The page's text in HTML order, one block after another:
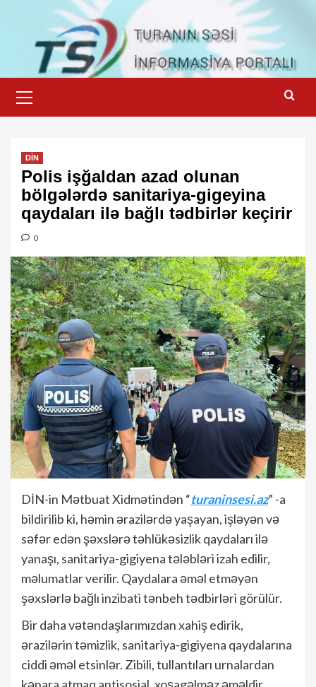
content
Menu
DİN
Polis işğaldan azad olunan
bölgələrdə sanitariya-gigeyina
qaydaları ilə bağlı tədbirlər keçirir
0
DİN-in Mətbuat Xidmətindən “turaninsesi.az” -a
bildirilib ki, həmin ərazilərdə yaşayan, işləyən və
səfər edən şəxslərə təhlükəsizlik qaydaları ilə
yanaşı, sanitariya-gigiyena tələbləri izah edilir,
məlumatlar verilir. Qaydalara əməl etməyən
şəxslərlə bağlı inzibati tənbeh tədbirləri görülür.
Bir daha vətəndaşlarımızdan xahiş edirik,
ərazilərin təmizlik, sanitariya-gigiyena qaydalarına
ciddi əməl etsinlər. Zibili, tullantıları urnalardan
kənara atmaq antisosial, xoşagəlməz əməldir,